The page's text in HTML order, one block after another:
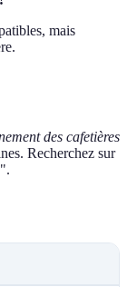
mais
des cafetières
Recherchez sur